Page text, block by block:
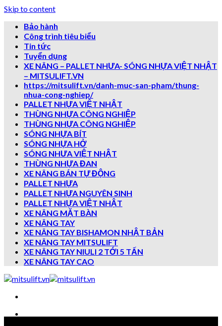
Skip to content
Bảo hành
Công trình tiêu biểu
Tin tức
Tuyển dụng
XE NÂNG – PALLET NHƯA- SÓNG NHỰA VIỆT NHẬT
– MITSULIFT.VN
https://mitsulift.vn/danh-muc-san-pham/thung-
nhua-cong-nghiep/
PALLET NHỰA VIỆT NHẬT
THÙNG NHỰA CÔNG NGHIỆP
THÙNG NHỰA CÔNG NGHIỆP
SÓNG NHỰA BÍT
SÓNG NHỰA HỞ
SÓNG NHƯA VIỆT NHẬT
THÙNG NHỰA ĐAN
XE NÂNG BÁN TỰ ĐỘNG
PALLET NHỰA
PALLET NHỰA NGUYÊN SINH
PALLET NHỰA VIỆT NHẬT
XE NÂNG MẶT BÀN
XE NÂNG TAY
XE NÂNG TAY BISHAMON NHẬT BẢN
XE NÂNG TAY MITSULIFT
XE NÂNG TAY NIULI 2 TỚI 5 TẤN
XE NÂNG TAY CAO